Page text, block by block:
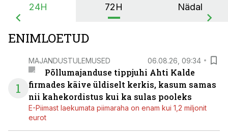
24H 72H Nädal
ENIMLOETUD
1
MAJANDUSTULEMUSED 06.08.26, 09:34
Põllumajanduse tippjuhi Ahti Kalde
firmades käive üldiselt kerkis, kasum samas
nii kahekordistus kui ka sulas pooleks
E-Piimast laekumata piimaraha on enam kui 1,2 miljonit
eurot